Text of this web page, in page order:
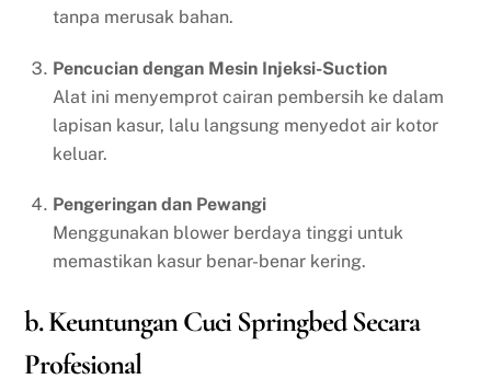
tanpa merusak bahan.
Pencucian dengan Mesin Injeksi-Suction
Alat ini menyemprot cairan pembersih ke dalam
lapisan kasur, lalu langsung menyedot air kotor
keluar.
Pengeringan dan Pewangi
Menggunakan blower berdaya tinggi untuk
memastikan kasur benar-benar kering.
b. Keuntungan Cuci Springbed Secara
Profesional